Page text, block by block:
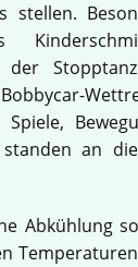
stellen.
der
Spiele,
an
Abkühlung